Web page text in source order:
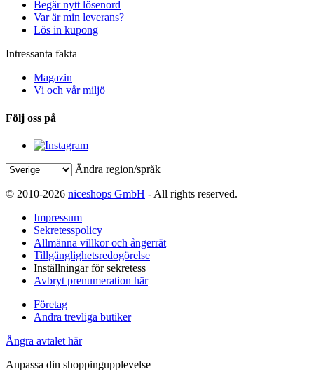
Begär nytt lösenord
Var är min leverans?
Lös in kupong
Intressanta fakta
Magazin
Vi och vår miljö
Följ oss på
Ändra region/språk
© 2010-2026 niceshops GmbH - All rights reserved.
Impressum
Sekretesspolicy
Allmänna villkor och ångerrät
Tillgänglighetsredogörelse
Inställningar för sekretess
Avbryt prenumeration här
Företag
Andra trevliga butiker
Ångra avtalet här
Anpassa din shoppingupplevelse